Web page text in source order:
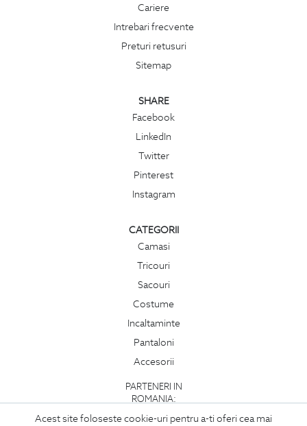
Acest site foloseste cookie-uri pentru a-ti oferi cea mai
Cariere
Intrebari frecvente
Preturi retusuri
Sitemap
SHARE
Facebook
LinkedIn
Twitter
Pinterest
Instagram
CATEGORII
Camasi
Tricouri
Sacouri
Costume
Incaltaminte
Pantaloni
Accesorii
PARTENERI IN
ROMANIA: